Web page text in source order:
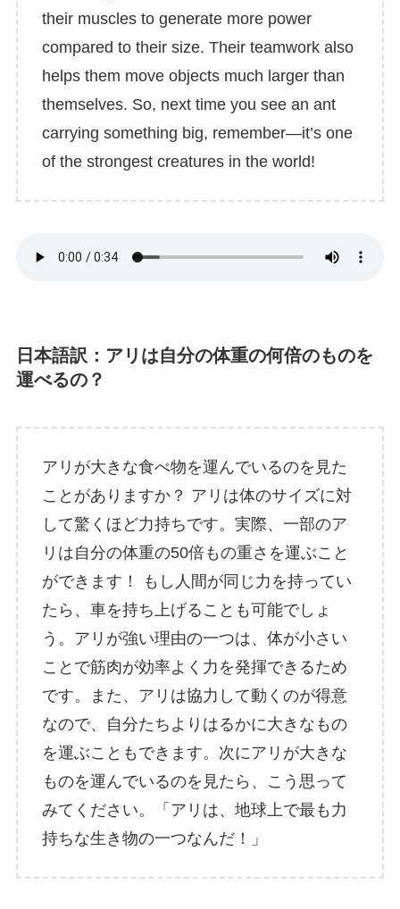
their muscles to generate more power
compared to their size. Their teamwork also
helps them move objects much larger than
themselves. So, next time you see an ant
carrying something big, remember—it’s one
of the strongest creatures in the world!
日本語訳： アリは自分の体重の何倍のものを
運べるの？
アリが大きな食べ物を運んでいるのを見た
ことがありますか？ アリは体のサイズに対
して驚くほど力持ちです。実際、一部のア
リは自分の体重の50倍もの重さを運ぶこと
ができます！ もし人間が同じ力を持ってい
たら、車を持ち上げることも可能でしょ
う。アリが強い理由の一つは、体が小さい
ことで筋肉が効率よく力を発揮できるため
です。また、アリは協力して動くのが得意
なので、自分たちよりはるかに大きなもの
を運ぶこともできます。次にアリが大きな
ものを運んでいるのを見たら、こう思って
みてください。「アリは、地球上で最も力
持ちな生き物の一つなんだ！」